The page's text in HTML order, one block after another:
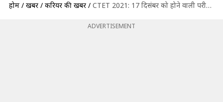
होम / खबरें / करियर की खबरें / CTET 2021: 17 दिसंबर को होने वाली परीक्षा स्थगित, जानें वजह
ADVERTISEMENT